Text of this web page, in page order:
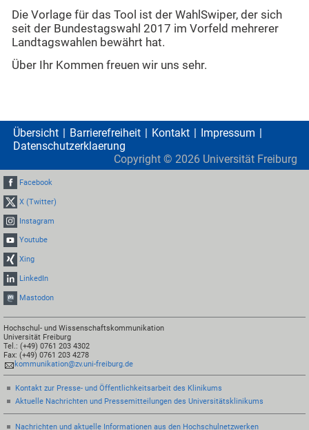
Die Vorlage für das Tool ist der WahlSwiper, der sich
seit der Bundestagswahl 2017 im Vorfeld mehrerer
Landtagswahlen bewährt hat.
Über Ihr Kommen freuen wir uns sehr.
Übersicht Barrierefreiheit Kontakt
Impressum
Datenschutzerklaerung
Copyright © 2026 Universität Freiburg
Facebook
X (Twitter)
Instagram
Youtube
Xing
LinkedIn
Mastodon
Hochschul- und Wissenschaftskommunikation
Universität Freiburg
Tel.: (+49) 0761 203 4302
Fax: (+49) 0761 203 4278
kommunikation@zv.uni-freiburg.de
Kontakt zur Presse- und Öffentlichkeitsarbeit des Klinikums
Aktuelle Nachrichten und Pressemitteilungen des Universitätsklinikums
Nachrichten und aktuelle Informationen aus den Hochschulnetzwerken